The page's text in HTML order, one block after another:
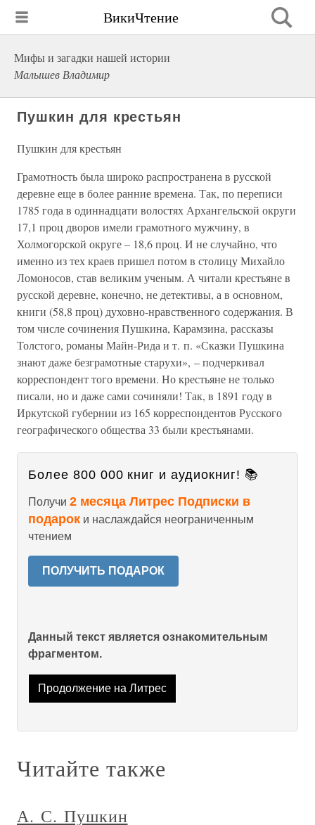
ВикиЧтение
Мифы и загадки нашей истории
Малышев Владимир
Пушкин для крестьян
Пушкин для крестьян
Грамотность была широко распространена в русской
деревне еще в более ранние времена. Так, по переписи
1785 года в одиннадцати волостях Архангельской округи
17,1 проц дворов имели грамотного мужчину, в
Холмогорской округе – 18,6 проц. И не случайно, что
именно из тех краев пришел потом в столицу Михайло
Ломоносов, став великим ученым. А читали крестьяне в
русской деревне, конечно, не детективы, а в основном,
книги (58,8 проц) духовно-нравственного содержания. В
том числе сочинения Пушкина, Карамзина, рассказы
Толстого, романы Майн-Рида и т. п. «Сказки Пушкина
знают даже безграмотные старухи», – подчеркивал
корреспондент того времени. Но крестьяне не только
писали, но и даже сами сочиняли! Так, в 1891 году в
Иркутской губернии из 165 корреспондентов Русского
географического общества 33 были крестьянами.
Более 800 000 книг и аудиокниг! 📚
Получи 2 месяца Литрес Подписки в
подарок и наслаждайся неограниченным
чтением
ПОЛУЧИТЬ ПОДАРОК
Данный текст является ознакомительным
фрагментом.
Продолжение на Литрес
Читайте также
А. С. Пушкин